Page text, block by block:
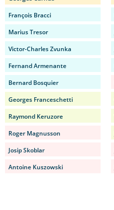
François Bracci
Marius Tresor
Victor-Charles Zvunka
Fernand Armenante
Bernard Bosquier
Georges Franceschetti
Raymond Keruzore
Roger Magnusson
Josip Skoblar
Antoine Kuszowski